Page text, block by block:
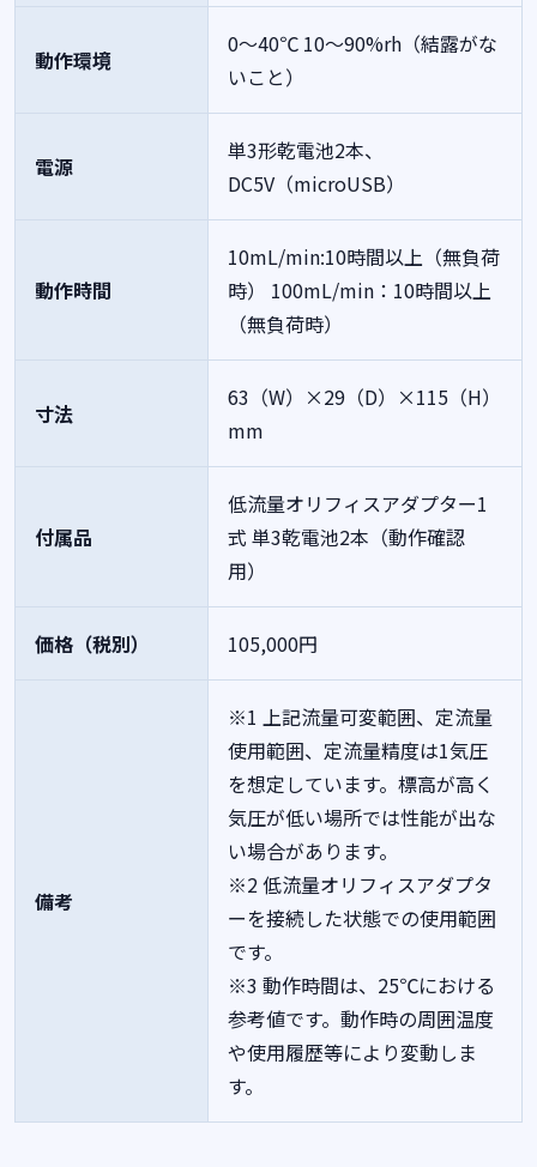
動作環境
0～40℃ 10～90%rh（結露がな
いこと）
電源
単3形乾電池2本、
DC5V（microUSB）
動作時間
10mL/min:10時間以上（無負荷
時）
100mL/min：10時間以上
（無負荷時）
寸法
63（W）×29（D）×115（H）
mm
付属品
低流量オリフィスアダプター1
式 単3乾電池2本（動作確認
用）
価格（税別） 105,000円
備考
※1 上記流量可変範囲、定流量
使用範囲、定流量精度は1気圧
を想定しています。標高が高く
気圧が低い場所では性能が出な
い場合があります。
※2 低流量オリフィスアダプタ
ーを接続した状態での使用範囲
です。
※3 動作時間は、25℃における
参考値です。動作時の周囲温度
や使用履歴等により変動しま
す。